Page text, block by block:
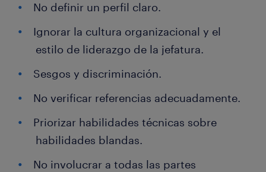
No definir un perfil claro.
Ignorar la cultura organizacional y el
estilo de liderazgo de la jefatura.
Sesgos y discriminación.
No verificar referencias adecuadamente.
Priorizar habilidades técnicas sobre
habilidades blandas.
No involucrar a todas las partes